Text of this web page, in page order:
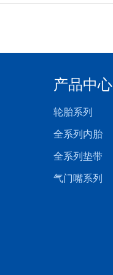
产品中心
轮胎系列
全系列内胎
全系列垫带
气门嘴系列